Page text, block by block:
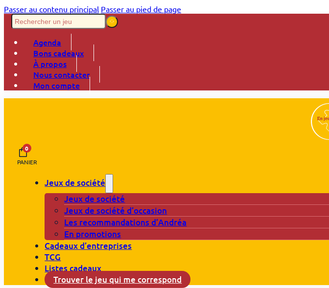
Passer au contenu principal Passer au pied de page
Agenda
Bons cadeaux
À propos
Nous contacter
Mon compte
0
PANIER
Jeux de société
Jeux de société
Jeux de société d’occasion
Les recommandations d’Andréa
En promotions
Cadeaux d’entreprises
TCG
Listes cadeaux
Trouver le jeu qui me correspond